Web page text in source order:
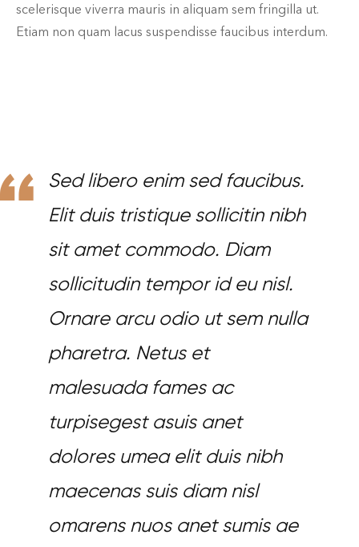
scelerisque viverra mauris in aliquam sem fringilla ut.
Etiam non quam lacus suspendisse faucibus interdum.
Sed libero enim sed faucibus.
Elit duis tristique sollicitin nibh
sit amet commodo. Diam
sollicitudin tempor id eu nisl.
Ornare arcu odio ut sem nulla
pharetra. Netus et
malesuada fames ac
turpisegest asuis anet
dolores umea elit duis nibh
maecenas suis diam nisl
omarens nuos anet sumis ae